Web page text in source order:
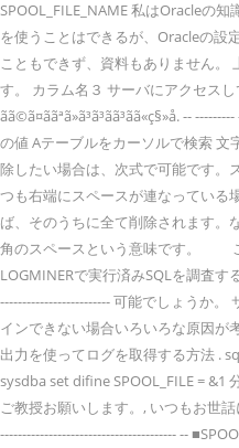
SPOOL_FILE_NAME 私はOracleの
を使うことはできるが、Oracleの設
こともできず、資料もありません。
す。 カラム名３ サーバにアクセス
の値 Aテーブルをカーソルで検索 文
除したい場合は、次式で可能です。
つも右端にスペースが連なっている
ば、そのうちに全て削除されます
角のスペースという意味です。
LOGMINERで実行済みSQLを調査す
------------------------- 可能でしょうか
インできない場合いろいろな原因が
出力を使ってログを取得する方法 .
sysdba set difine SPOOL_FILE = &1
ご教授お願いします。, いつもお世
---------------------------------------- --